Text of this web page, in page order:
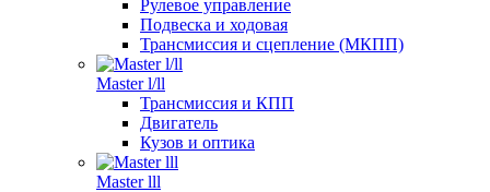
Рулевое управление
Подвеска и ходовая
Трансмиссия и сцепление (МКПП)
Master l/ll
Трансмиссия и КПП
Двигатель
Кузов и оптика
Master lll